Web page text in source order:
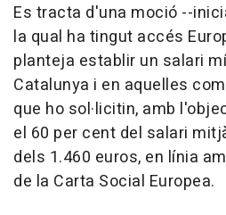
Es tracta d'una moció --
la qual ha tingut accés
planteja establir un salari
Catalunya i en aquelles
que ho sol·licitin, amb
el 60 per cent del salari
dels 1.460 euros, en línia
de la Carta Social Europea.